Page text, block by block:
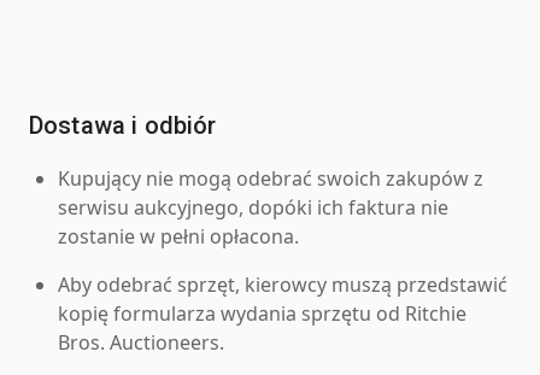
Dostawa i odbiór
Kupujący nie mogą odebrać swoich zakupów z
serwisu aukcyjnego, dopóki ich faktura nie
zostanie w pełni opłacona.
Aby odebrać sprzęt, kierowcy muszą przedstawić
kopię formularza wydania sprzętu od Ritchie
Bros. Auctioneers.